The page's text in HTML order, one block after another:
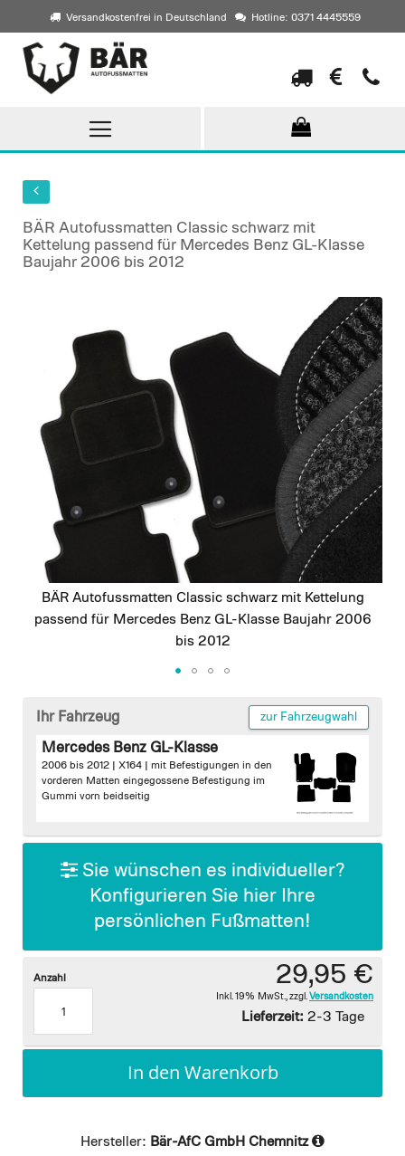
Versandkostenfrei in Deutschland Hotline: 0371 4445559
Direkt
zum
Inhalt
BÄR Autofussmatten Classic schwarz mit
Kettelung passend für Mercedes Benz GL-Klasse
Baujahr 2006 bis 2012
images
gallery
BÄR Autofussmatten Classic schwarz mit Kettelung
passend für Mercedes Benz GL-Klasse Baujahr 2006
bis 2012
beginning
gallery
Ihr Fahrzeug zur Fahrzeugwahl
Mercedes Benz GL-Klasse
2006 bis 2012 | X164 | mit Befestigungen in den
vorderen Matten eingegossene Befestigung im
Gummi vorn beidseitig
Sie wünschen es individueller?
Konfigurieren Sie hier Ihre
persönlichen Fußmatten!
29,95 €
Inkl. 19% MwSt. zzgl. Versandkosten
Lieferzeit: 2-3 Tage
Anzahl
In den Warenkorb
Hersteller: Bär-AfC GmbH Chemnitz